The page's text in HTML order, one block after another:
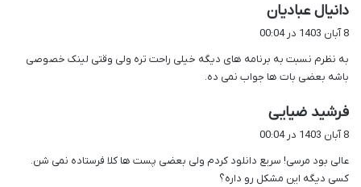
دانیال عبادیان
ف
:
8 آبان 1403 در 00:04
به نظرم نسبت به برنامه های دیگه خیلی راحت تره ولی وقتی لینک خصوصی
باشه بعضی بات ها جواب نمی ده.
فرشید ضیایی
ف
:
8 آبان 1403 در 00:04
عالی بود مرسی! سریع دانلود کردم ولی بعضی پست ها کلا فرستاده نمی شن.
کسی دیگه این مشکل رو داره؟